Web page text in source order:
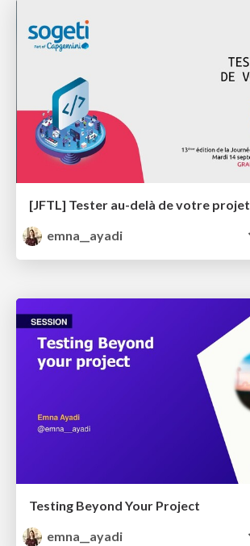
[JFTL] Tester au-delà de votre projet
emna__ayadi
Testing Beyond Your Project
emna__ayadi